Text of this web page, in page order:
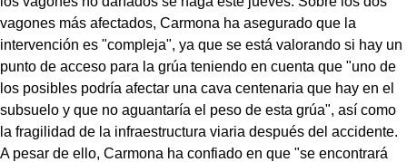
vagones más afectados, Carmona ha asegurado que la
intervención es "compleja", ya que se está valorando si hay un
punto de acceso para la grúa teniendo en cuenta que "uno de
los posibles podría afectar una cava centenaria que hay en el
subsuelo y que no aguantaría el peso de esta grúa", así como
la fragilidad de la infraestructura viaria después del accidente.
A pesar de ello, Carmona ha confiado en que "se encontrará